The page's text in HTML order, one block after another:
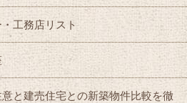
工務店リスト
と建売住宅との新築物件比較を徹